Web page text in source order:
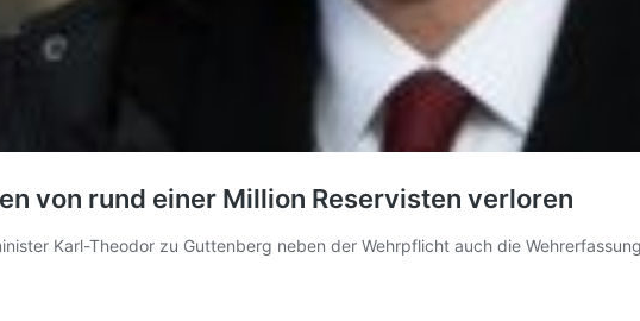
von rund einer Million Reservisten verloren
Karl-Theodor zu Guttenberg neben der Wehrpflicht auch die